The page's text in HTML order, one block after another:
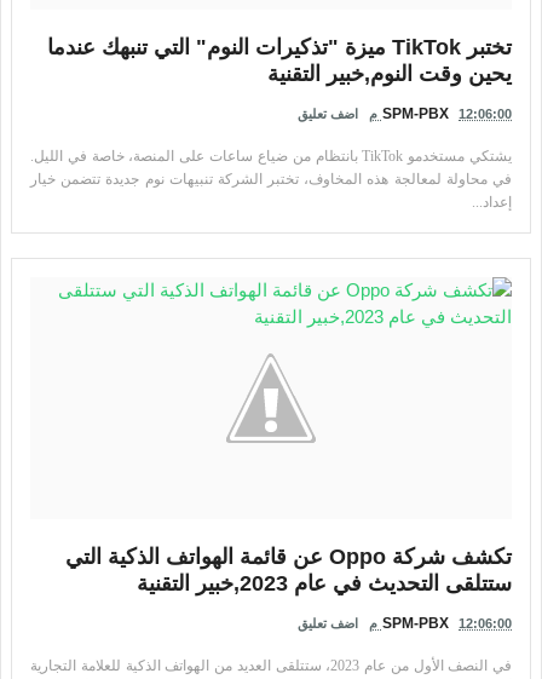
تختبر TikTok ميزة "تذكيرات النوم" التي تنبهك عندما
يحين وقت النوم,خبير التقنية
SPM-PBX 12:06:00 م اضف تعليق
يشتكي مستخدمو TikTok بانتظام من ضياع ساعات على المنصة، خاصة في الليل.
في محاولة لمعالجة هذه المخاوف، تختبر الشركة تنبيهات نوم جديدة تتضمن خيار
إعداد...
تكشف شركة Oppo عن قائمة الهواتف الذكية التي
ستتلقى التحديث في عام 2023,خبير التقنية
SPM-PBX 12:06:00 م اضف تعليق
في النصف الأول من عام 2023، ستتلقى العديد من الهواتف الذكية للعلامة التجارية